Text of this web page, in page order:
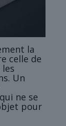
la
celle de
Un
ne se
pour